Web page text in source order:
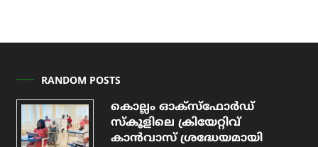
RANDOM POSTS
കൊല്ലം ഓക്സ്ഫോര്‍ഡ്
സ്കൂളിലെ ക്രിയേറ്റിവ്
കാന്‍വാസ് ശ്രദ്ധേയമായി